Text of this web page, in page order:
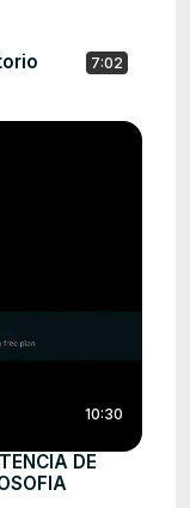
7:02
10:30
DE